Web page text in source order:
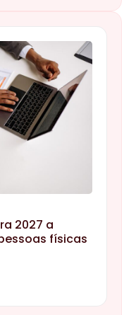
2027 a
físicas